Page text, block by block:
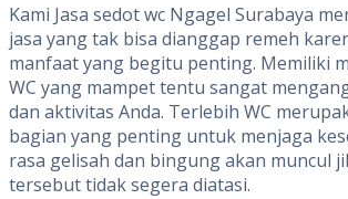
Kami Jasa sedot wc Ngagel Surabaya
jasa yang tak bisa dianggap remeh
manfaat yang begitu penting. Memiliki
WC yang mampet tentu sangat
dan aktivitas Anda. Terlebih WC
bagian yang penting untuk menjaga
rasa gelisah dan bingung akan muncul
tersebut tidak segera diatasi.